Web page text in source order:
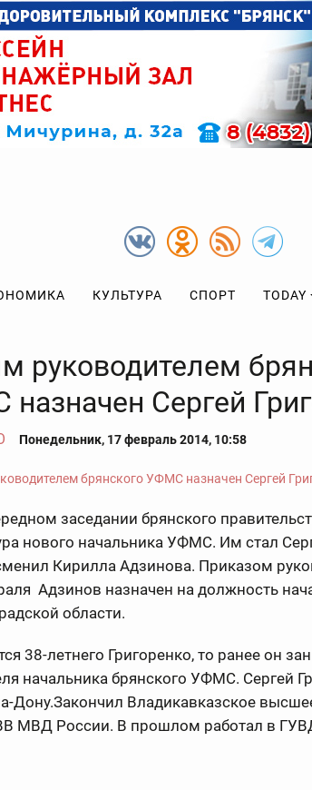
КУЛЬТУРА СПОРТ TODAY
руководителем
Сергей
Понедельник, 17 февраль 2014, 10:58
заседании брянского
нового начальника УФМС. Им стал
Кирилла Адзинова. Приказом
Адзинов назначен на должность
области.
38-летнего Григоренко, то ранее он
начальника брянского УФМС. Сергей
Дону.Закончил Владикавказское
МВД России. В прошлом работал в